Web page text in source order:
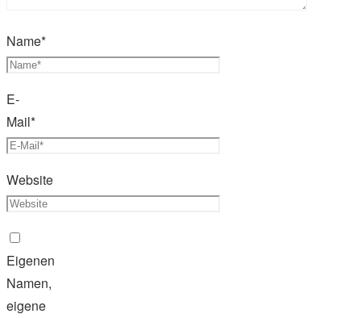
Name*
E-
Mail*
Website
Eigenen
Namen,
eigene